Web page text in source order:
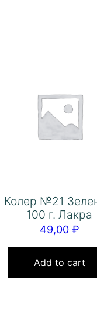
Колер №21
100 г. Лакра
49,00 ₽
Add to cart